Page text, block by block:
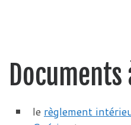
le règlement